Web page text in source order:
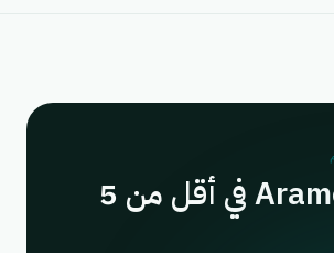
اربط Aramex في أقل من 5